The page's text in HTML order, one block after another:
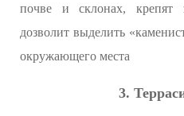
почве и склонах, крепят
дозволит выделить
окружающего места
3.